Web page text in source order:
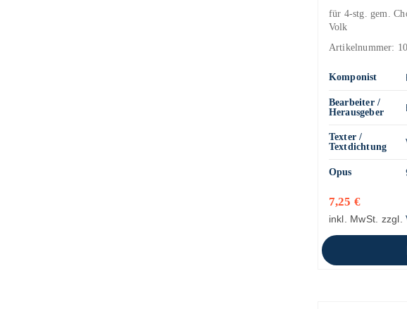
für 4-stg. gem.
Volk
Artikelnummer:
Komponist
Bearbeiter /
Herausgeber
Texter /
Textdichtung
Opus
7,25€
inkl. MwSt. zzgl.